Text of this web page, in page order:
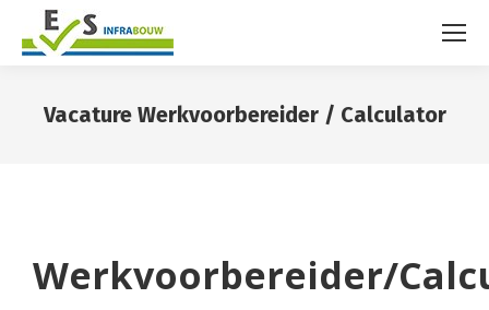
Vacature Werkvoorbereider / Calculator
Werkvoorbereider/